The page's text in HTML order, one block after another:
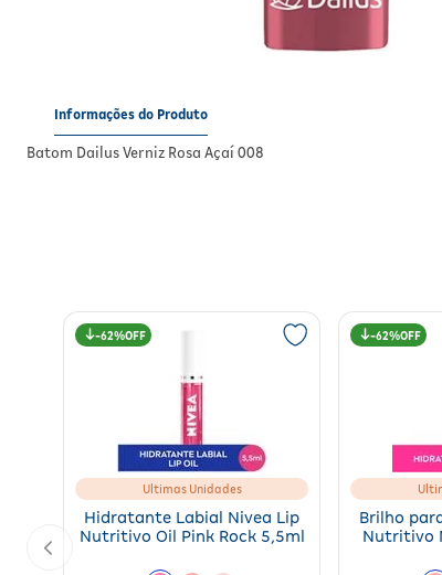
Informações do Produto
Batom Dailus Verniz Rosa Açaí 008
62%
Ultimas Unidades
Hidratante Labial Nivea Lip
Nutritivo Oil Pink Rock 5,5ml
62%
Brilho
Nutritivo